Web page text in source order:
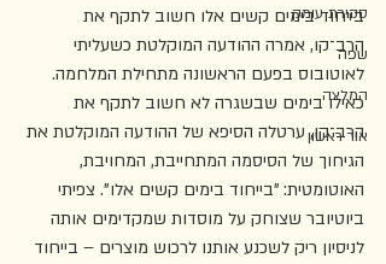
סקירת עומק
שפה
המלצה
אור ראשון
בייחוד בימים קשים אלו חשוב לתקף את
הרב־קו, אמרה ההודעה המוקלטת כשעליתי
לאוטובוס בפעם הראשונה מתחילת המלחמה.
כאילו בימים שבשגרה לא חשוב לתקף את
הרב־קו, ערטלה הסיפא של ההודעה המוקלטת את
הגיחוך של הסיסמה המתחייבת, המחויבת,
האוטומטית: "בייחוד בימים קשים אלו". צפיתי
ביוטיובר שצוחק על מוסדות שמקדימים אותה
לניסיון ריק לשכנע אותנו לרכוש מוצרים – בייחוד